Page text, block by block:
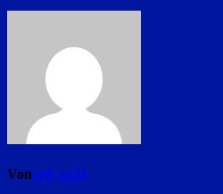
Vonred_ra24